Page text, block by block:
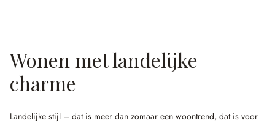
Wonen met landelijke
charme
Landelijke stijl – dat is meer dan zomaar een woontrend, dat is voor